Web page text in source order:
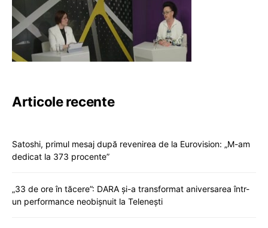
Articole recente
Satoshi, primul mesaj după revenirea de la Eurovision: „M-am
dedicat la 373 procente”
„33 de ore în tăcere”: DARA și-a transformat aniversarea într-
un performance neobișnuit la Telenești